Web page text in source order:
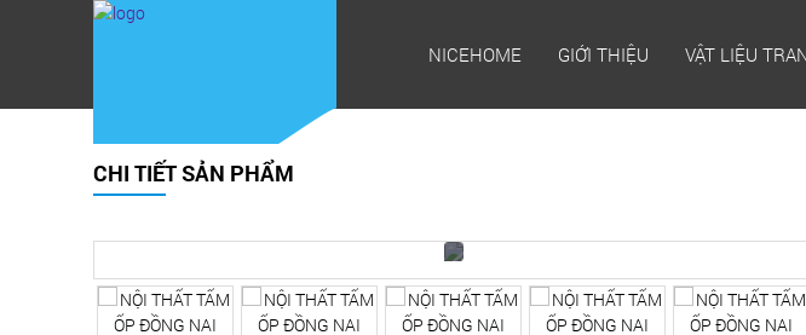
NICEHOME GIỚI THIỆU VẬT LIỆU
CHI TIẾT SẢN PHẨM